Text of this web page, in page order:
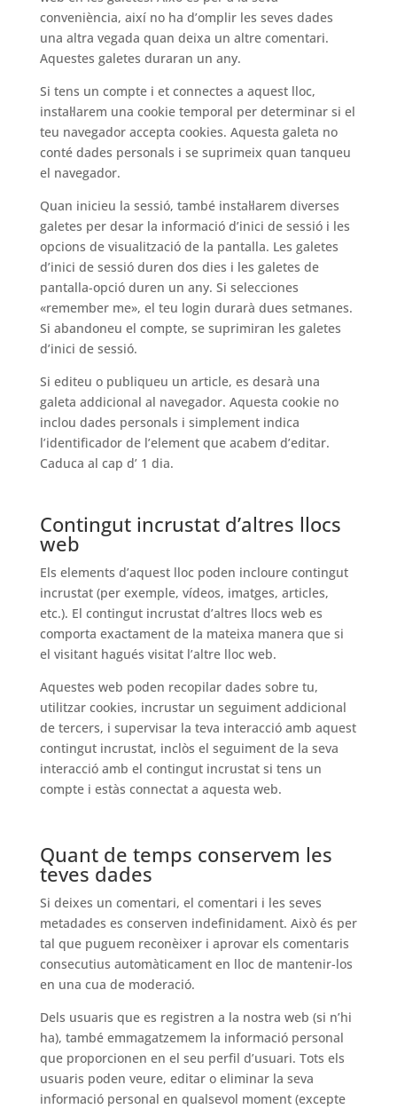
conveniència, així no ha d’omplir les seves dades
una altra vegada quan deixa un altre comentari.
Aquestes galetes duraran un any.
Si tens un compte i et connectes a aquest lloc,
instal·larem una cookie temporal per determinar si el
teu navegador accepta cookies. Aquesta galeta no
conté dades personals i se suprimeix quan tanqueu
el navegador.
Quan inicieu la sessió, també instal·larem diverses
galetes per desar la informació d’inici de sessió i les
opcions de visualització de la pantalla. Les galetes
d’inici de sessió duren dos dies i les galetes de
pantalla-opció duren un any. Si selecciones
«remember me», el teu login durarà dues setmanes.
Si abandoneu el compte, se suprimiran les galetes
d’inici de sessió.
Si editeu o publiqueu un article, es desarà una
galeta addicional al navegador. Aquesta cookie no
inclou dades personals i simplement indica
l’identificador de l’element que acabem d’editar.
Caduca al cap d’ 1 dia.
Contingut incrustat d’altres llocs
web
Els elements d’aquest lloc poden incloure contingut
incrustat (per exemple, vídeos, imatges, articles,
etc.). El contingut incrustat d’altres llocs web es
comporta exactament de la mateixa manera que si
el visitant hagués visitat l’altre lloc web.
Aquestes web poden recopilar dades sobre tu,
utilitzar cookies, incrustar un seguiment addicional
de tercers, i supervisar la teva interacció amb aquest
contingut incrustat, inclòs el seguiment de la seva
interacció amb el contingut incrustat si tens un
compte i estàs connectat a aquesta web.
Quant de temps conservem les
teves dades
Si deixes un comentari, el comentari i les seves
metadades es conserven indefinidament. Això és per
tal que puguem reconèixer i aprovar els comentaris
consecutius automàticament en lloc de mantenir-los
en una cua de moderació.
Dels usuaris que es registren a la nostra web (si n’hi
ha), també emmagatzemem la informació personal
que proporcionen en el seu perfil d’usuari. Tots els
usuaris poden veure, editar o eliminar la seva
informació personal en qualsevol moment (excepte